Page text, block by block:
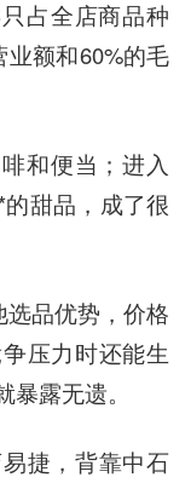
占全店商品种
业额和60%的毛
和便当；进入
甜品，成了很
品优势，价格
压力时还能生
露无遗。
捷，背靠中石